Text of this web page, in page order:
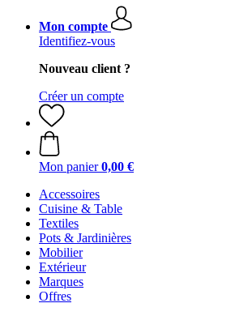
Mon compte
Identifiez-vous
Nouveau client ?
Créer un compte
Mon panier 0,00 €
Accessoires
Cuisine & Table
Textiles
Pots & Jardinières
Mobilier
Extérieur
Marques
Offres